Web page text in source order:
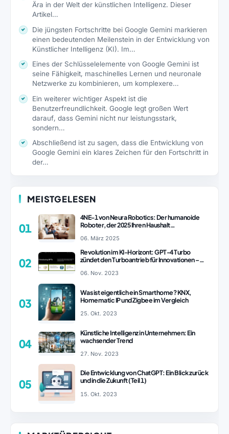
Ära in der Welt der künstlichen Intelligenz. Dieser
Artikel…
Die jüngsten Fortschritte bei Google Gemini markieren
einen bedeutenden Meilenstein in der Entwicklung von
Künstlicher Intelligenz (KI). Im…
Eines der Schlüsselelemente von Google Gemini ist
seine Fähigkeit, maschinelles Lernen und neuronale
Netzwerke zu kombinieren, um komplexere…
Ein weiterer wichtiger Aspekt ist die
Benutzerfreundlichkeit. Google legt großen Wert
darauf, dass Gemini nicht nur leistungsstark,
sondern…
Abschließend ist zu sagen, dass die Entwicklung von
Google Gemini ein klares Zeichen für den Fortschritt in
der…
MEISTGELESEN
01
4NE-1 von Neura Robotics: Der humanoide
Roboter, der 2025 Ihren Haushalt
06. März 2025
02
Revolution im KI-Horizont: GPT-4 Turbo
zündet den Turboantrieb für Innovationen –
06. Nov. 2023
03
Was ist eigentlich ein Smarthome? KNX,
Homematic IP und Zigbee im Vergleich
25. Okt. 2023
04
Künstliche Intelligenz in Unternehmen: Ein
wachsender Trend
27. Nov. 2023
05
Die Entwicklung von ChatGPT: Ein Blick zurück
und in die Zukunft (Teil 1)
15. Okt. 2023